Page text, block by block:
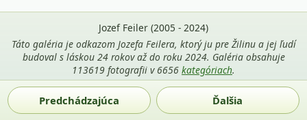
Predchádzajúca Ďalšia
Jozef Feiler (2005 - 2024)
Táto galéria je odkazom Jozefa Feilera, ktorý ju pre Žilinu a jej ľudí
budoval s láskou 24 rokov až do roku 2024. Galéria obsahuje
113619 fotografii v 6656 kategóriach.
Použitie fotografií z tejto stránky je povolené len s uvedením
mena autora Jozef Feiler a odkazu na
zilina-gallery.sk